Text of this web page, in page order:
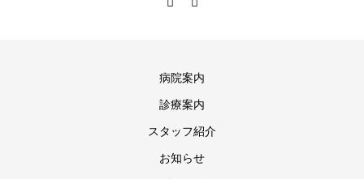
病院案内
診療案内
スタッフ紹介
お知らせ